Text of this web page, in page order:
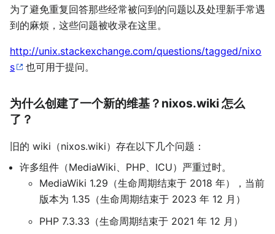
为了避免重复回答那些经常被问到的问题以及处理新手常遇
到的麻烦，这些问题被收录在这里。
http://unix.stackexchange.com/questions/tagged/nixo
s
也可用于提问。
为什么创建了一个新的维基？nixos.wiki 怎么
了？
旧的 wiki（nixos.wiki）存在以下几个问题：
许多组件（MediaWiki、PHP、ICU）严重过时。
MediaWiki 1.29（生命周期结束于 2018 年），当前
版本为 1.35（生命周期结束于 2023 年 12 月）
PHP 7.3.33（生命周期结束于 2021 年 12 月）